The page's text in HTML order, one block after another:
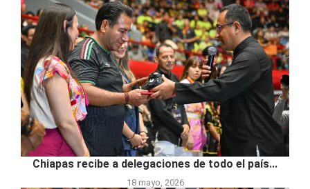
Chiapas recibe a delegaciones de todo el país...
18 mayo, 2026